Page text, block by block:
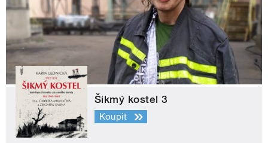
Šikmý kostel 3
Koupit